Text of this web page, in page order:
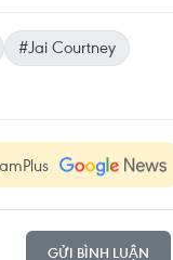
#Jai Courtney
GỬI BÌNH LUẬN